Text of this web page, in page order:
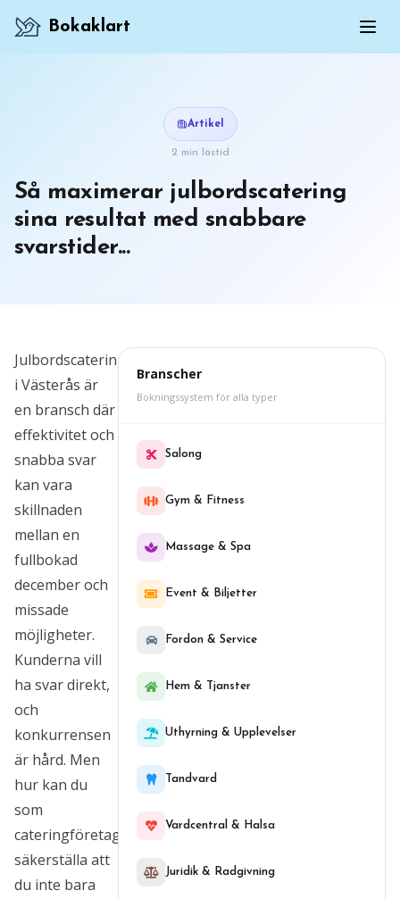
Bokaklart
Artikel
2 min lästid
Så maximerar julbordscatering
sina resultat med snabbare
svarstider...
Julbordscatering
i Västerås är
en bransch där
effektivitet och
snabba svar
kan vara
skillnaden
mellan en
fullbokad
december och
missade
möjligheter.
Kunderna vill
ha svar direkt,
och
konkurrensen
är hård. Men
hur kan du
som
cateringföretag
säkerställa att
du inte bara
Branscher
Bokningssystem för alla typer
Salong
Gym & Fitness
Massage & Spa
Event & Biljetter
Fordon & Service
Hem & Tjanster
Uthyrning & Upplevelser
Tandvard
Vardcentral & Halsa
Juridik & Radgivning